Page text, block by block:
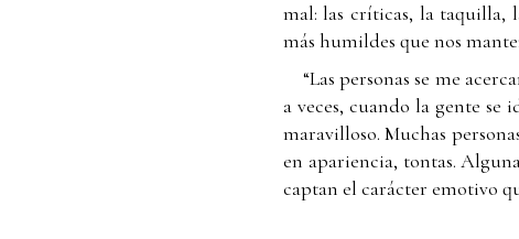
mal: las críticas, la taquilla,
más humildes que nos
“Las personas se me
a veces, cuando la gente
maravilloso. Muchas
en apariencia, tontas.
captan el carácter emotivo